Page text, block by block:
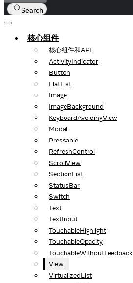
Search
核心组件
核心组件和API
ActivityIndicator
Button
FlatList
Image
ImageBackground
KeyboardAvoidingView
Modal
Pressable
RefreshControl
ScrollView
SectionList
StatusBar
Switch
Text
TextInput
TouchableHighlight
TouchableOpacity
TouchableWithoutFeedback
View
VirtualizedList